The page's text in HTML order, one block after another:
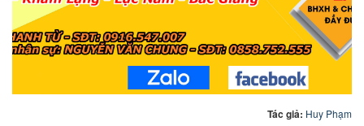
Tác giả: Huy Phạm